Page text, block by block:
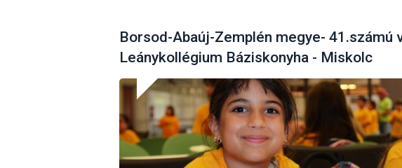
Borsod-Abaúj-Zemplén megye- 41.számú
Leánykollégium Báziskonyha - Miskolc